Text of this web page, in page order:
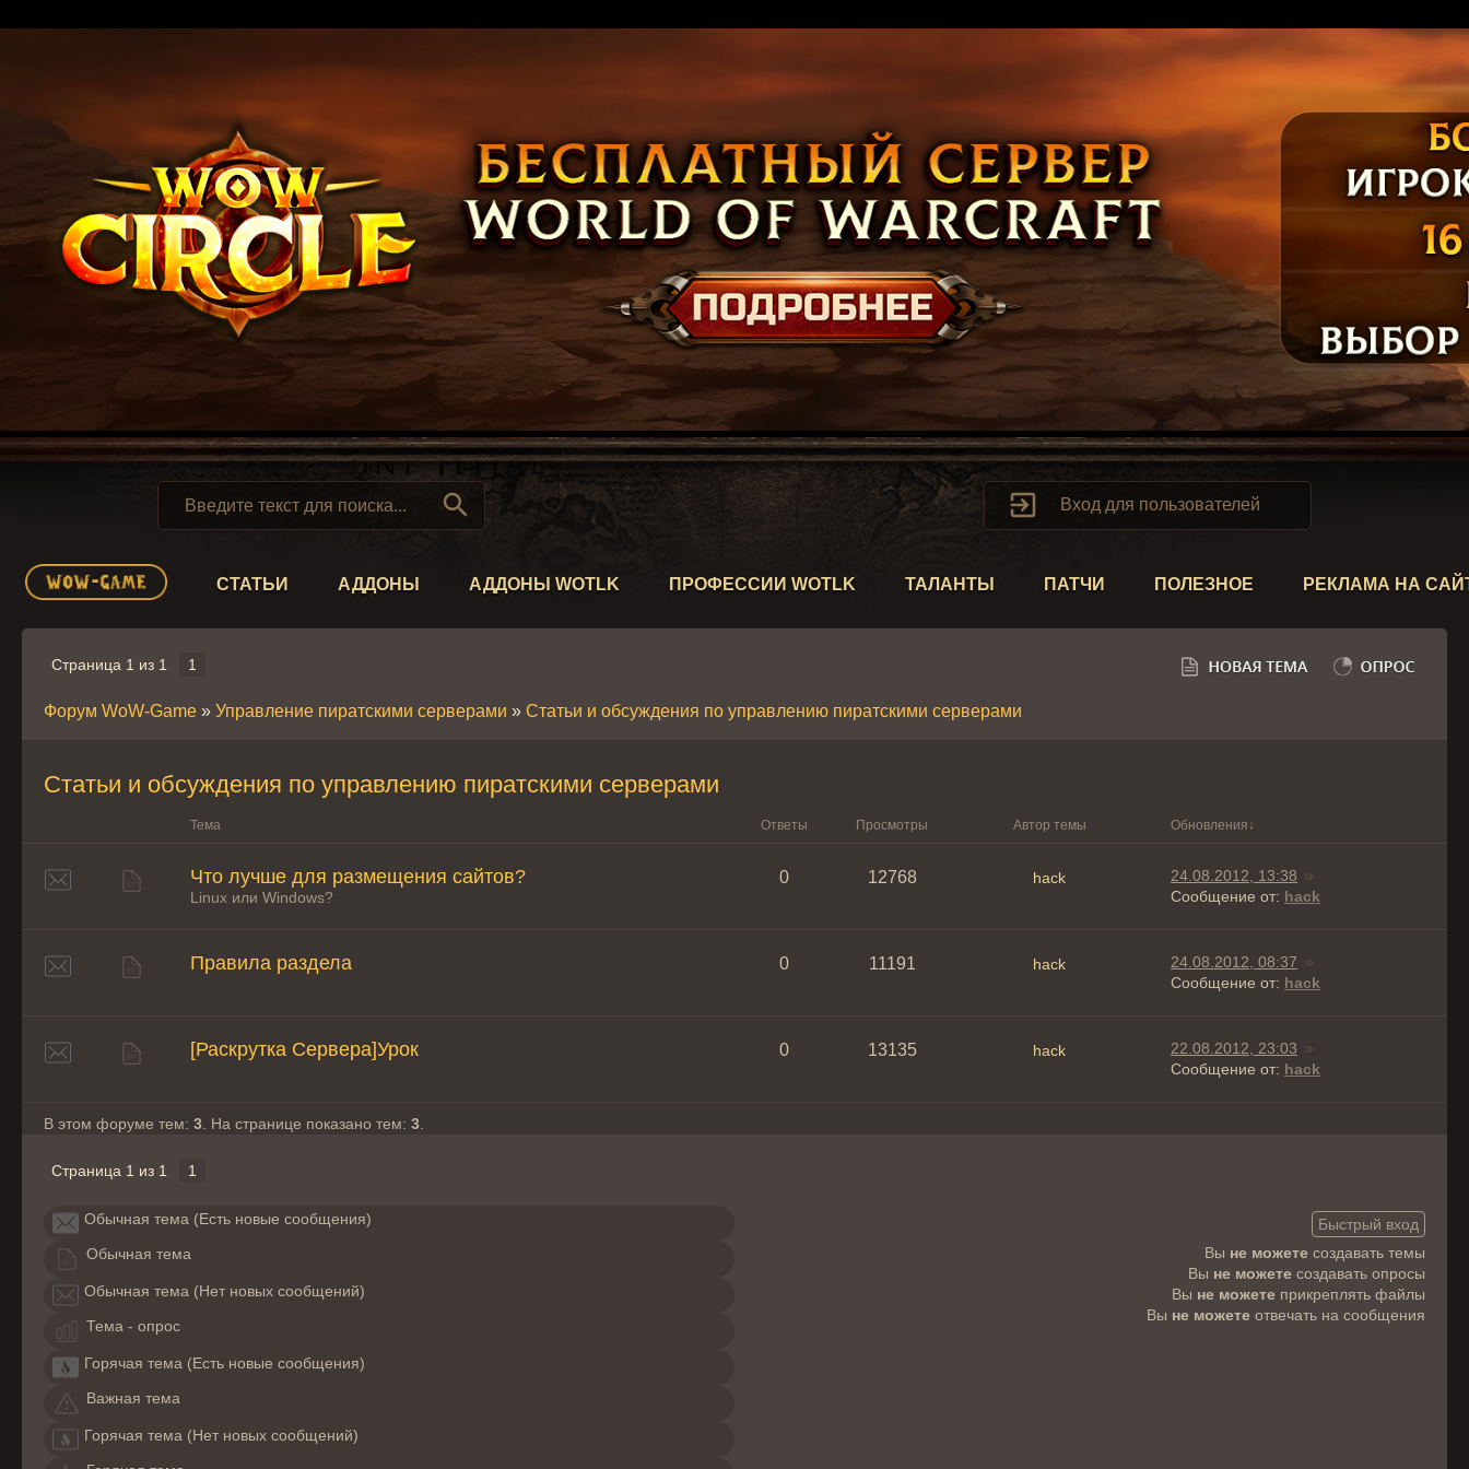
  Вход для пользователей
СТАТЬИ АДДОНЫ АДДОНЫ WOTLK ПРОФЕССИИ WOTLK ТАЛАНТЫ ПАТЧИ ПОЛЕЗНОЕ РЕКЛАМА НА
Страница 1 из 1 1
Форум WoW-Game » Управление пиратскими серверами » Статьи и обсуждения по управлению пиратскими серверами
Статьи и обсуждения по управлению пиратскими серверами
Тема Ответы Просмотры Автор темы Обновления ↓
Что лучше для размещения сайтов?
Linux или Windows?
0 12768 hack
24.08.2012, 13:38
Сообщение от: hack
Правила раздела 0 11191 hack
24.08.2012, 08:37
Сообщение от: hack
[Раскрутка Сервера]Урок 0 13135 hack
22.08.2012, 23:03
Сообщение от: hack
В этом форуме тем: 3 . На странице показано тем: 3
Страница 1 из 1 1
Обычная тема (Есть новые сообщения)
Обычная тема
Обычная тема (Нет новых сообщений)
Тема - опрос
Горячая тема (Есть новые сообщения)
Важная тема
Горячая тема (Нет новых сообщений)
Вы не можете создавать темы
Вы не можете создавать опросы
Вы не можете прикреплять файлы
Вы не можете отвечать на сообщения